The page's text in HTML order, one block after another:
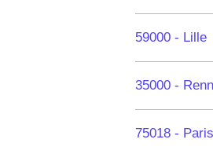
59000 - Lille
35000 -
75018 -